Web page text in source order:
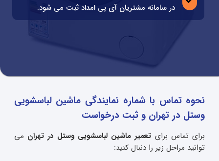
نحوه تماس با شماره نمایندگی ماشین لباسشویی
وستل در تهران و ثبت درخواست
برای تماس برای تعمیر ماشین لباسشویی وستل در تهران می
توانید مراحل زیر را دنبال کنید:
در سامانه مشتریان آی پی امداد ثبت می شود.